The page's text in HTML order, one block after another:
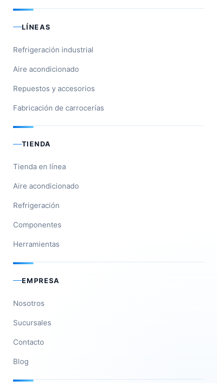
LÍNEAS
Refrigeración industrial
Aire acondicionado
Repuestos y accesorios
Fabricación de carrocerías
TIENDA
Tienda en línea
Aire acondicionado
Refrigeración
Componentes
Herramientas
EMPRESA
Nosotros
Sucursales
Contacto
Blog